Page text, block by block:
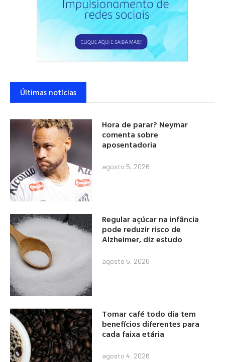
Últimas notícias
Hora de parar? Neymar
comenta sobre
aposentadoria
agosto 5, 2026
Regular açúcar na infância
pode reduzir risco de
Alzheimer, diz estudo
agosto 5, 2026
Tomar café todo dia tem
benefícios diferentes para
cada faixa etária
agosto 4, 2026